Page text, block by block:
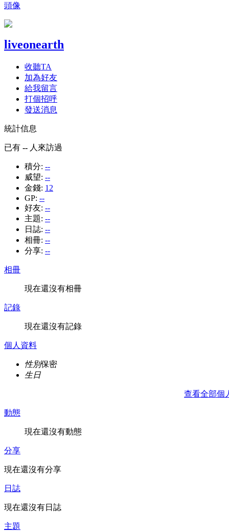
頭像
liveonearth
收聽TA
加為好友
給我留言
打個招呼
發送消息
統計信息
已有 -- 人來訪過
積分: --
威望: --
金錢: 12
GP: --
好友: --
主題: --
日誌: --
相冊: --
分享: --
相冊
現在還沒有相冊
記錄
現在還沒有記錄
個人資料
性別保密
生日
查看全部個
動態
現在還沒有動態
分享
現在還沒有分享
日誌
現在還沒有日誌
主題